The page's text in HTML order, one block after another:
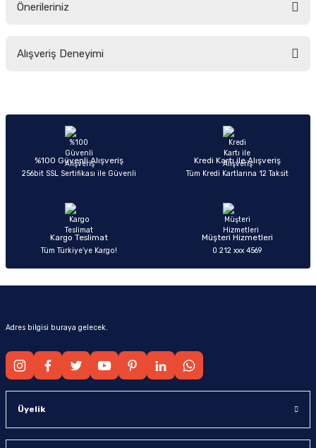
Önerileriniz
yetersiz gördüğünüz noktaları öneri formunu kullanarak tarafımıza
Ürün açıklamasında eksik bilgiler bulunuyor.
Ürün bilgilerinde hatalar bulunuyor.
Ürün fiyatı diğer sitelerden daha pahalı.
Alışveriş Deneyimi
Sitemize ilk yorumu siz yapın!
%100 Güvenli Alışveriş
256bit SSL Sertifikası ile Güvenli
Kredi Kartı ile Alışveriş
Tüm Kredi Kartlarına 12 Taksit
Kargo Teslimat
Tüm Türkiye’ye Kargo!
Müşteri Hizmetleri
0 212 xxx 4569
Adres bilgisi buraya gelecek.
Üyelik